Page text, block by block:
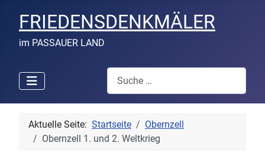
FRIEDENSDENKMÄLER
im PASSAUER LAND
Suchen
Aktuelle Seite: Startseite
Obernzell
Obernzell 1. und 2. Weltkrieg